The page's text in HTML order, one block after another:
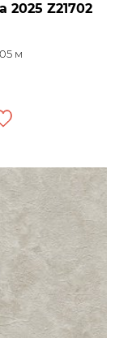
2025 Z21702
м